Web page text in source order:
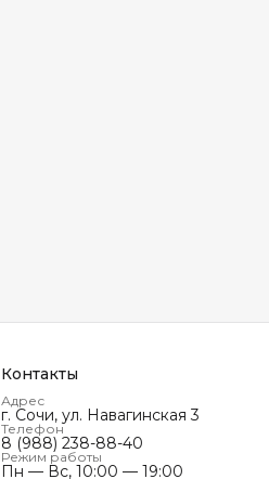
Контакты
Адрес
г. Сочи, ул. Навагинская 3
Телефон
8 (988) 238-88-40
Режим работы
Пн — Вс, 10:00 — 19:00